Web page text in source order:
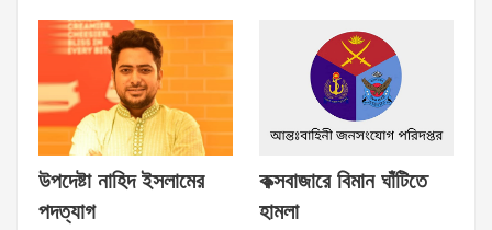
উপদেষ্টা নাহিদ ইসলামের
পদত্যাগ
কক্সবাজারে বিমান ঘাঁটিতে
হামলা